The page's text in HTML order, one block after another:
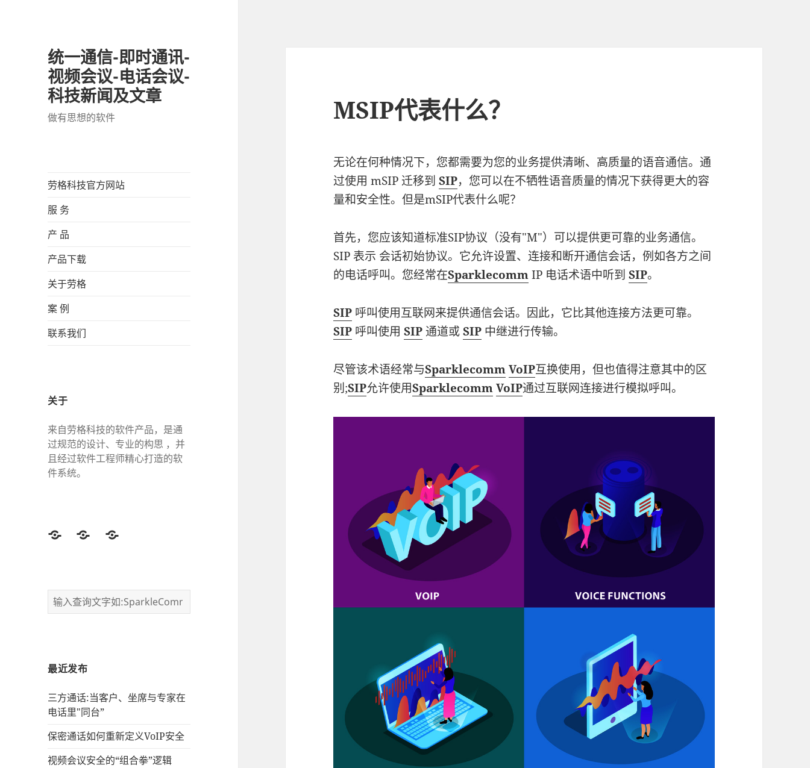
统一通信-即时通讯-
视频会议-电话会议-
科技新闻及文章
做有思想的软件
劳格科技官方网站
服 务
产 品
产品下载
关于劳格
案 例
联系我们
关于
来自劳格科技的软件产品，是通
过规范的设计、专业的构思 ，并
且经过软件工程师精心打造的软
件系统。
TwitterFacebookGoogle
最近发布
三方通话:当客户、坐席与专家在
电话里"同台”
保密通话如何重新定义VoIP安全
视频会议安全的“组合拳”逻辑
MSIP代表什么？
无论在何种情况下，您都需要为您的业务提供清晰、高质量的语音通信。通
过使用 mSIP 迁移到SIP，您可以在不牺牲语音质量的情况下获得更大的容
量和安全性。但是mSIP代表什么呢？
首先，您应该知道标准SIP协议（没有"M"）可以提供更可靠的业务通信。
SIP 表示 会话初始协议。它允许设置、连接和断开通信会话，例如各方之间
的电话呼叫。您经常在SparklecommIP 电话术语中听到SIP。
SIP 呼叫使用互联网来提供通信会话。因此，它比其他连接方法更可靠。
SIP 呼叫使用SIP通道或SIP 中继进行传输。
尽管该术语经常与Sparklecomm VoIP互换使用，但也值得注意其中的区
别;SIP允许使用Sparklecomm VoIP通过互联网连接进行模拟呼叫。